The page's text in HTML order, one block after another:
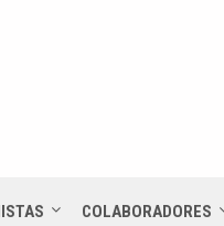
COLABORADORES